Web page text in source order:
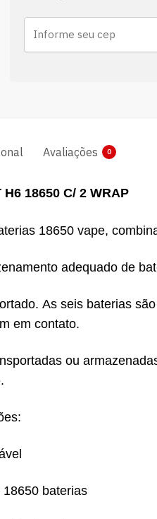
Avaliações 0
18650 C/ 2 WRAP
18650 vape,
adequado de
As seis baterias
em contato.
ou
baterias